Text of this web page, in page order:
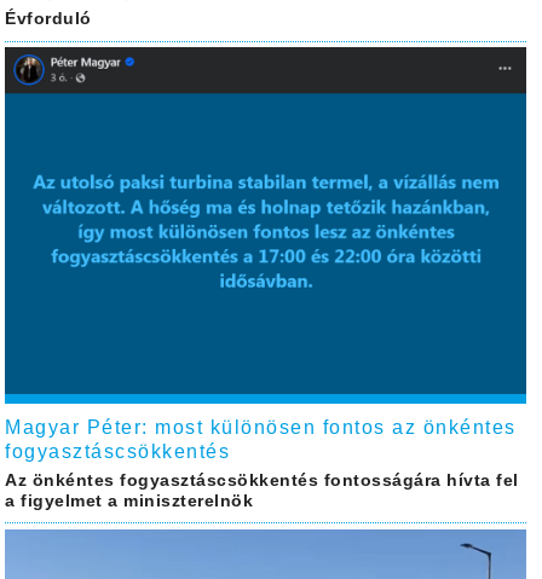
Évforduló
Magyar Péter: most különösen fontos az önkéntes
fogyasztáscsökkentés
Az önkéntes fogyasztáscsökkentés fontosságára hívta fel
a figyelmet a miniszterelnök